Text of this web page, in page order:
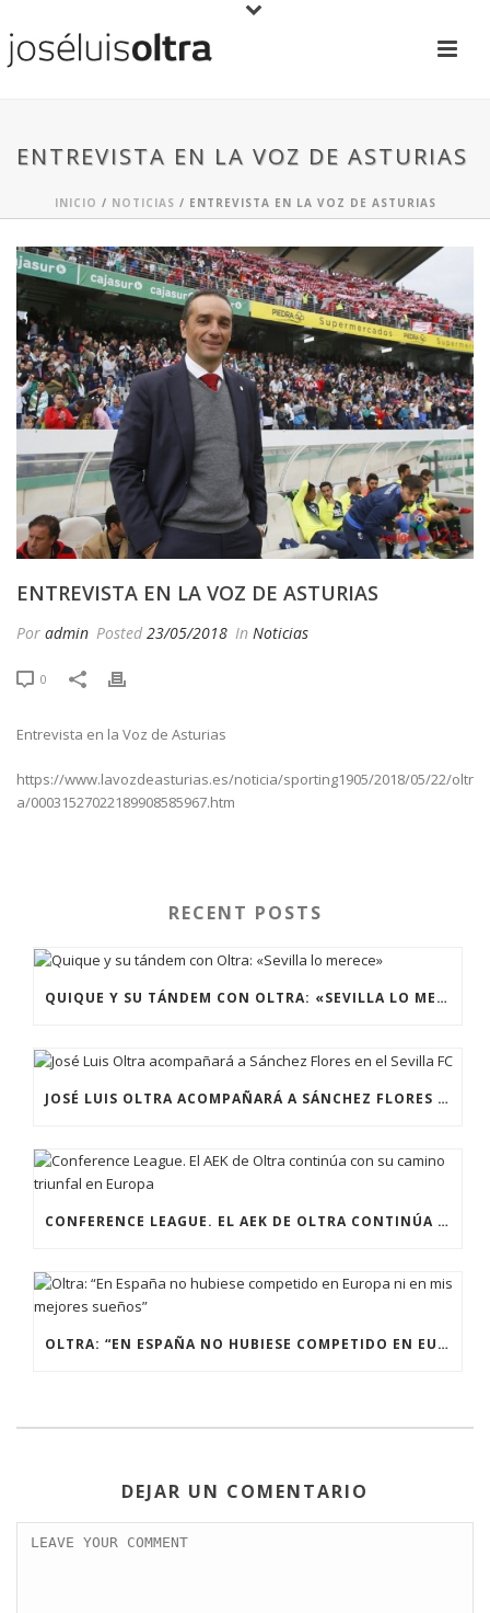
ENTREVISTA EN LA VOZ DE ASTURIAS
INICIO / NOTICIAS / ENTREVISTA EN LA VOZ DE ASTURIAS
ENTREVISTA EN LA VOZ DE ASTURIAS
Por admin Posted 23/05/2018 In Noticias
0
Entrevista en la Voz de Asturias
https://www.lavozdeasturias.es/noticia/sporting1905/2018/05/22/oltr
a/00031527022189908585967.htm
RECENT POSTS
QUIQUE Y SU TÁNDEM CON OLTRA: «SEVILLA LO MERECE»
JOSÉ LUIS OLTRA ACOMPAÑARÁ A SÁNCHEZ FLORES EN EL SEVILLA FC
CONFERENCE LEAGUE. EL AEK DE OLTRA CONTINÚA CON SU CAMINO TRIUNFAL EN EUROPA
OLTRA: “EN ESPAÑA NO HUBIESE COMPETIDO EN EUROPA NI EN MIS MEJORES SUEÑOS”
DEJAR UN COMENTARIO